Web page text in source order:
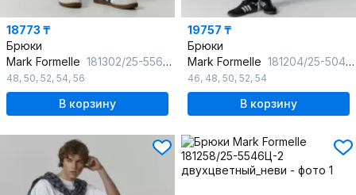
18773 ₸
Брюки
Mark Formelle 181302/25-5567Ц-2 алюминий
48, 50, 52, 54, 56
В корзину
19757 ₸
Брюки
Mark Formelle 181204/25-5041Ц-2 черный
46, 48, 50, 52, 54
В корзину